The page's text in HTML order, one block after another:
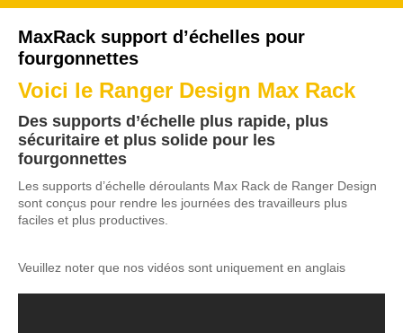
MaxRack support d’échelles pour
fourgonnettes
Voici le Ranger Design Max Rack
Des supports d’échelle plus rapide, plus
sécuritaire et plus solide pour les
fourgonnettes
Les supports d’échelle déroulants Max Rack de Ranger Design
sont conçus pour rendre les journées des travailleurs plus
faciles et plus productives.
Veuillez noter que nos vidéos sont uniquement en anglais